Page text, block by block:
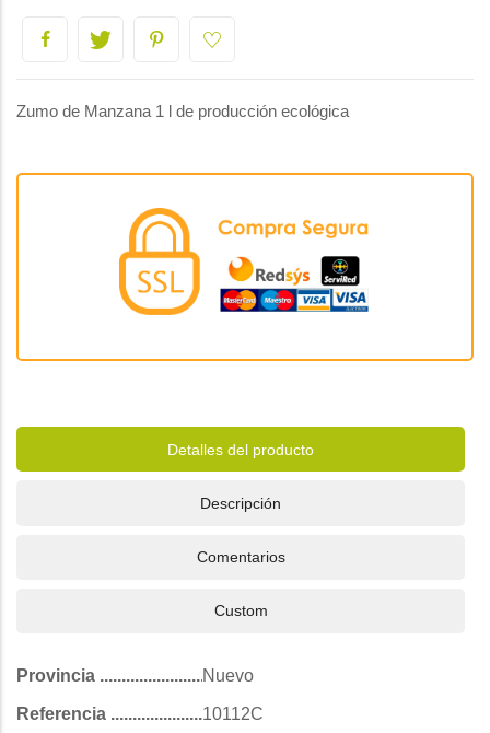
Zumo de Manzana 1 l de producción ecológica
Detalles del producto
Descripción
Comentarios
Custom
Provincia Nuevo
Referencia 10112C